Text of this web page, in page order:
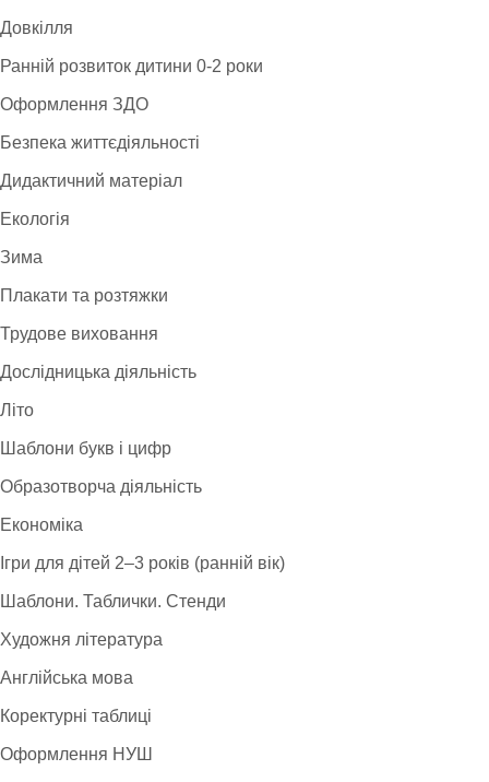
Довкілля
Ранній розвиток дитини 0-2 роки
Оформлення ЗДО
Безпека життєдіяльності
Дидактичний матеріал
Екологія
Зима
Плакати та розтяжки
Трудове виховання
Дослідницька діяльність
Літо
Шаблони букв і цифр
Образотворча діяльність
Економіка
Ігри для дітей 2–3 років (ранній вік)
Шаблони. Таблички. Стенди
Художня література
Англійська мова
Коректурні таблиці
Оформлення НУШ